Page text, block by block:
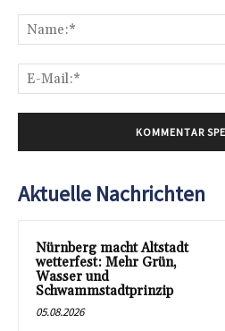
Aktuelle Nachrichten
Nürnberg macht Altstadt
wetterfest: Mehr Grün,
Wasser und
Schwammstadtprinzip
05.08.2026